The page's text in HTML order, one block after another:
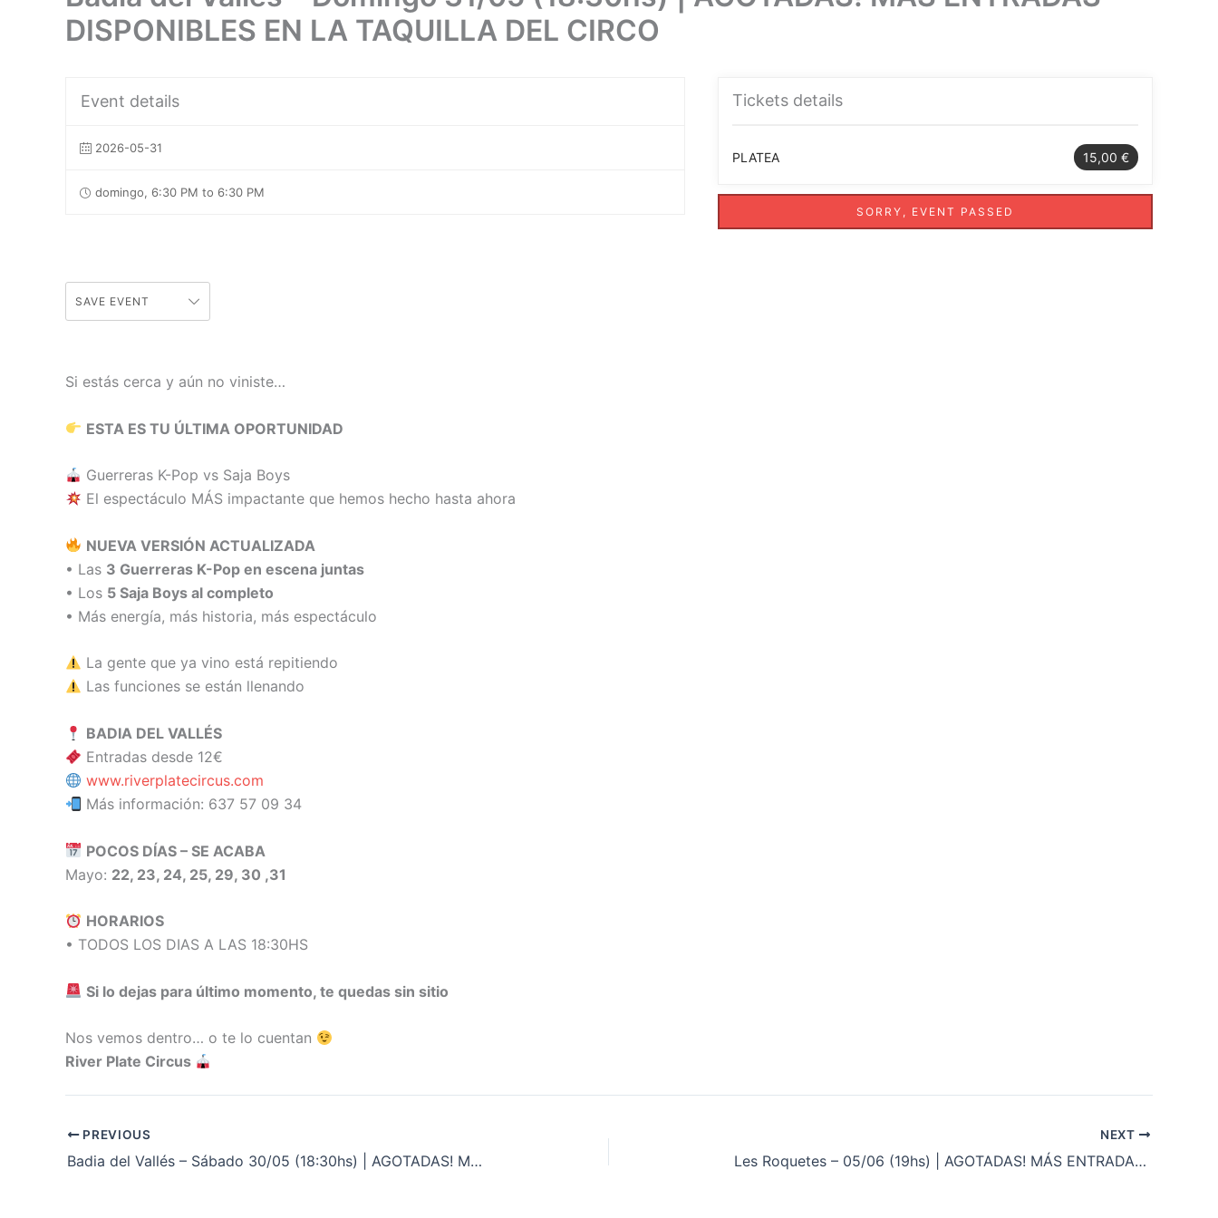
DISPONIBLES EN LA TAQUILLA DEL CIRCO
Event details
2026-05-31
domingo, 6:30 PM to 6:30 PM
Tickets details
15,00 €
PLATEA
SORRY, EVENT PASSED
SAVE EVENT
Si estás cerca y aún no viniste…
ESTA ES TU ÚLTIMA OPORTUNIDAD
Guerreras K-Pop vs Saja Boys
El espectáculo MÁS impactante que hemos hecho hasta ahora
NUEVA VERSIÓN ACTUALIZADA
• Las 3 Guerreras K-Pop en escena juntas
• Los 5 Saja Boys al completo
• Más energía, más historia, más espectáculo
La gente que ya vino está repitiendo
Las funciones se están llenando
BADIA DEL VALLÉS
Entradas desde 12€
www.riverplatecircus.com
Más información: 637 57 09 34
POCOS DÍAS – SE ACABA
Mayo: 22, 23, 24, 25, 29, 30 ,31
HORARIOS
• TODOS LOS DIAS A LAS 18:30HS
Si lo dejas para último momento, te quedas sin sitio
Nos vemos dentro… o te lo cuentan
River Plate Circus
PREVIOUS
Badia del Vallés – Sábado 30/05 (18:30hs) | AGOTADAS! MÁS ENTRADAS DISPONIBLES EN LA TAQUILLA DEL CIRCO
NEXT
Les Roquetes – 05/06 (19hs) | AGOTADAS! MÁS ENTRADAS DISPONIBLES EN LA TAQUILLA DEL CIRCO